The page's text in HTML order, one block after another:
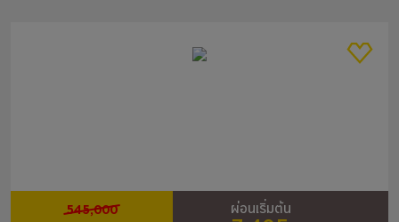
545,000 ผ่อนเริ่มต้น